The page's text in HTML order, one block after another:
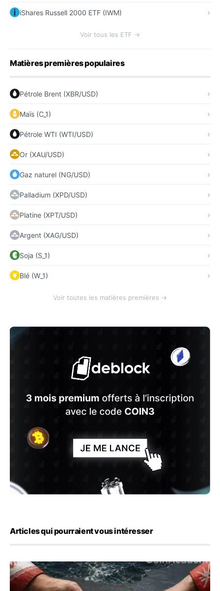
iShares Russell 2000 ETF (IWM)
Voir tous les ETF →
Matières premières populaires
Pétrole Brent (XBR/USD)
Maïs (C_1)
Pétrole WTI (WTI/USD)
Or (XAU/USD)
Gaz naturel (NG/USD)
Palladium (XPD/USD)
Platine (XPT/USD)
Argent (XAG/USD)
Soja (S_1)
Blé (W_1)
Voir toutes les matières premières →
Articles qui pourraient vous intéresser
Ormuz : l’Iran annonce un accord avec Oman sur une